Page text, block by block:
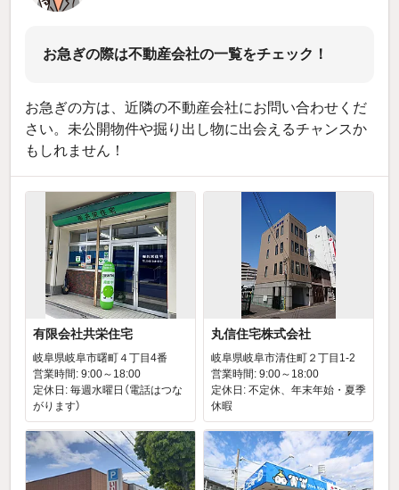
お急ぎの際は不動産会社の一覧をチェック！
お急ぎの方は、近隣の不動産会社にお問い合わせくだ
さい。未公開物件や掘り出し物に出会えるチャンスか
もしれません！
有限会社共栄住宅
岐阜県岐阜市曙町４丁目4番
営業時間: 9:00～18:00
定休日: 毎週水曜日（電話はつな
がります）
丸信住宅株式会社
岐阜県岐阜市清住町２丁目1-2
営業時間: 9:00～18:00
定休日: 不定休、年末年始・夏季
休暇